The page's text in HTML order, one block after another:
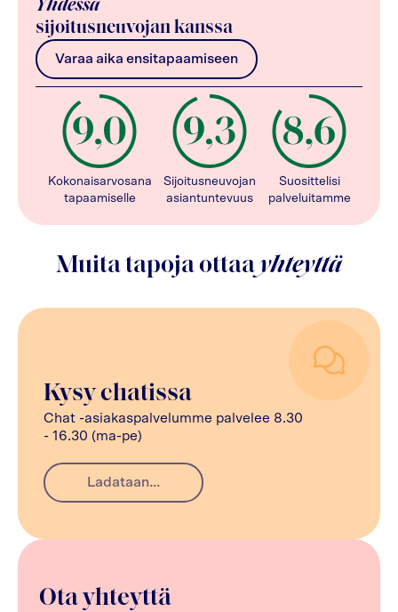
Yhdessä
sijoitusneuvojan kanssa
Varaa aika ensitapaamiseen
Kokonaisarvosana
tapaamiselle
Sijoitusneuvojan
asiantuntevuus
Suosittelisi
palveluitamme
Muita tapoja ottaayhteyttä
Ota yhteyttä
Kysy chatissa
Chat -asiakaspalvelumme palvelee 8.30
- 16.30 (ma-pe)
Ladataan...